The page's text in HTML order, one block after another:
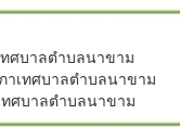
ศบาลตำบลนาขาม
าเทศบาลตำบลนาขาม
ศบาลตำบลนาขาม